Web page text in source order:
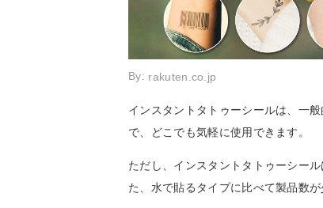
By: rakuten.co.jp
インスタントタトゥーシールは、一
で、どこでも気軽に使用できます。
ただし、インスタントタトゥーシー
た、水で貼るタイプに比べて製品数